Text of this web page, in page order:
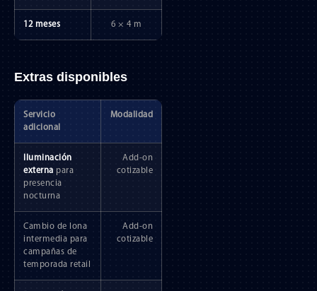
12 meses 6 × 4 m
Extras disponibles
Servicio
adicional
Modalidad
Iluminación
externa para
presencia
nocturna
Add-on
cotizable
Cambio de lona
intermedia para
campañas de
temporada retail
Add-on
cotizable